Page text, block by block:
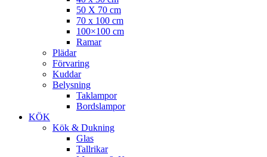
50 X 70 cm
70 x 100 cm
100×100 cm
Ramar
Plädar
Förvaring
Kuddar
Belysning
Taklampor
Bordslampor
KÖK
Kök & Dukning
Glas
Tallrikar